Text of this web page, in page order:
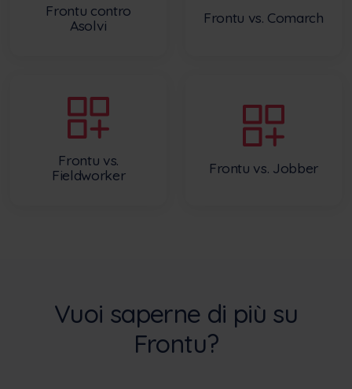
Frontu contro
Asolvi
Frontu vs. Comarch
Frontu vs.
Fieldworker
Frontu vs. Jobber
Vuoi saperne di più su
Frontu?